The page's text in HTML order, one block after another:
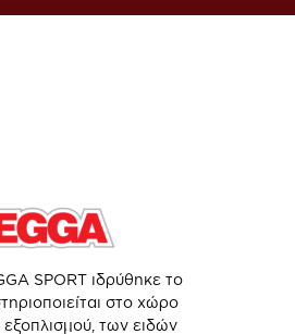
SPORT ιδρύθηκε το
στο χώρο
εξοπλισμού, των ειδών